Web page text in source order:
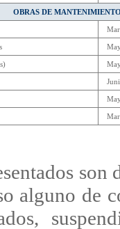
OBRAS DE
alguno de